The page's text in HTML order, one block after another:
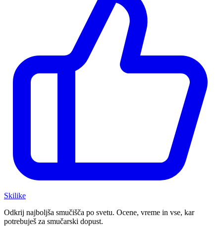
Skilike
Odkrij najboljša smučišča po svetu. Ocene, vreme in vse, kar
potrebuješ za smučarski dopust.